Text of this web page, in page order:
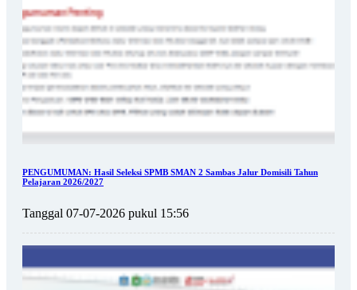
PENGUMUMAN: Hasil Seleksi SPMB SMAN 2 Sambas Jalur Domisili Tahun
Pelajaran 2026/2027
Tanggal 07-07-2026 pukul 15:56